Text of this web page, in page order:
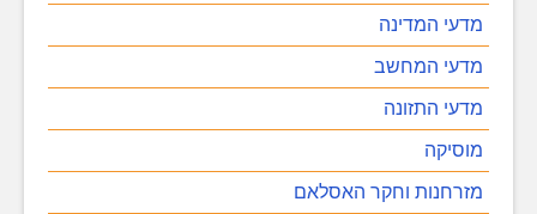
מדעי המדינה
מדעי המחשב
מדעי התזונה
מוסיקה
מזרחנות וחקר האסלאם